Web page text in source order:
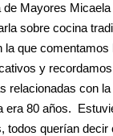
de Mayores
sobre cocina
la que comentamos
y
relacionadas con
era 80 años.
todos querían decir